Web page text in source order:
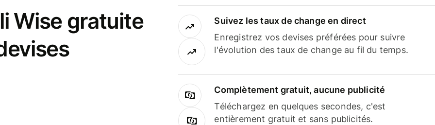
Wise gratuite
Suivez les taux de change en direct
Enregistrez vos devises préférées pour suivre
l'évolution des taux de change au fil du temps.
Complètement gratuit, aucune publicité
Téléchargez en quelques secondes, c'est
entièrement gratuit et sans publicités.